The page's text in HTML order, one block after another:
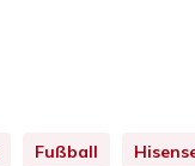
Fußball